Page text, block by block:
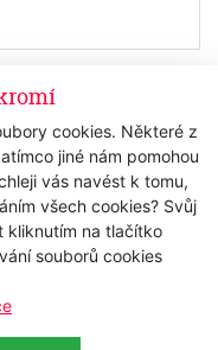
cookies. Některé z
jiné nám pomohou
vás navést k tomu,
všech cookies? Svůj
kliknutím na tlačítko
souborů cookies